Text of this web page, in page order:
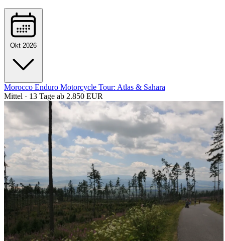
Okt 2026
Morocco Enduro Motorcycle Tour: Atlas & Sahara
Mittel · 13 Tage ab 2.850 EUR